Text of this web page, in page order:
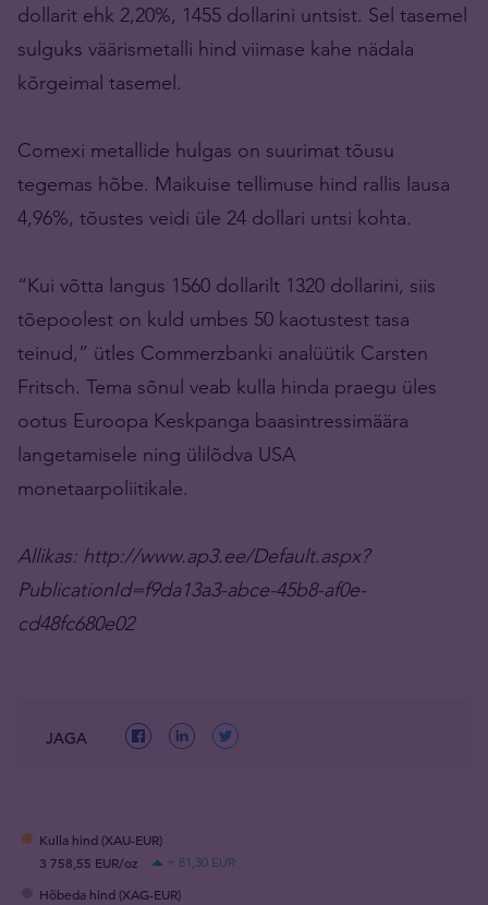
dollarit ehk 2,20%, 1455 dollarini untsist. Sel tasemel
sulguks väärismetalli hind viimase kahe nädala
kõrgeimal tasemel.
Comexi metallide hulgas on suurimat tõusu
tegemas hõbe. Maikuise tellimuse hind rallis lausa
4,96%, tõustes veidi üle 24 dollari untsi kohta.
“Kui võtta langus 1560 dollarilt 1320 dollarini, siis
tõepoolest on kuld umbes 50 kaotustest tasa
teinud,” ütles Commerzbanki analüütik Carsten
Fritsch. Tema sõnul veab kulla hinda praegu üles
ootus Euroopa Keskpanga baasintressimäära
langetamisele ning ülilõdva USA
monetaarpoliitikale.
Allikas: http://www.ap3.ee/Default.aspx?
PublicationId=f9da13a3-abce-45b8-af0e-
cd48fc680e02
JAGA
Kulla hind (XAU-EUR)
3 758,55 EUR/oz
+ 81,30 EUR
Hõbeda hind (XAG-EUR)